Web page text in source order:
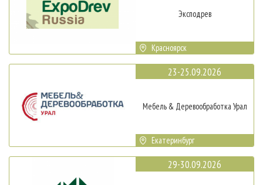
Эксподрев
Красноярск
23-25.09.2026
Мебель & Деревообработка Урал
Екатеринбург
29-30.09.2026